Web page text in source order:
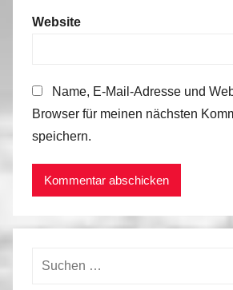
Website
Name, E-Mail-Adresse und
Browser für meinen nächsten
speichern.
Suchen